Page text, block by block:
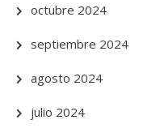
octubre 2024
septiembre 2024
agosto 2024
julio 2024